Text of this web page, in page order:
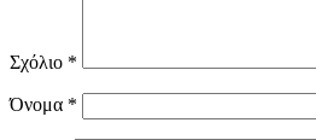
Σχόλιο *
Όνομα *